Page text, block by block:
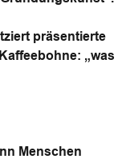
präsentierte
„was
Menschen